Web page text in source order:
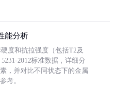
能分析
度和抗拉强度（包括T2及
2012标准数据，详细分
，并对比不同状态下的金属
考。